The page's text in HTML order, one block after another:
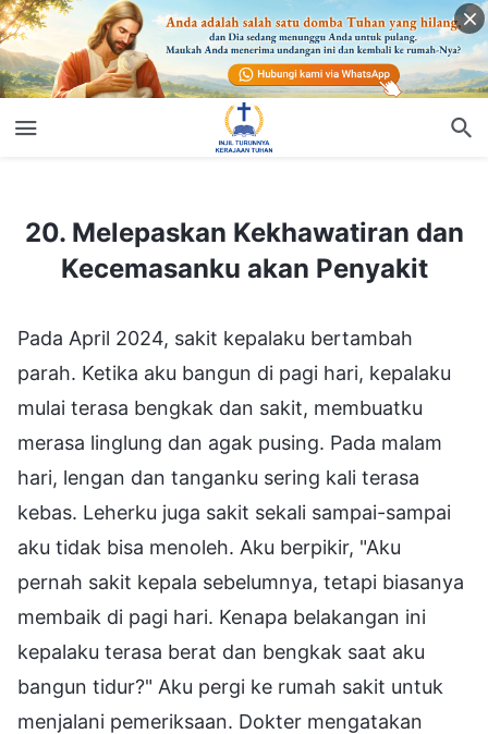
20. Melepaskan Kekhawatiran dan
Kecemasanku akan Penyakit
Pada April 2024, sakit kepalaku bertambah
parah. Ketika aku bangun di pagi hari, kepalaku
mulai terasa bengkak dan sakit, membuatku
merasa linglung dan agak pusing. Pada malam
hari, lengan dan tanganku sering kali terasa
kebas. Leherku juga sakit sekali sampai-sampai
aku tidak bisa menoleh. Aku berpikir, "Aku
pernah sakit kepala sebelumnya, tetapi biasanya
membaik di pagi hari. Kenapa belakangan ini
kepalaku terasa berat dan bengkak saat aku
bangun tidur?" Aku pergi ke rumah sakit untuk
menjalani pemeriksaan. Dokter mengatakan